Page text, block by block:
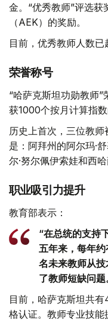
金。“优秀教师”评选
（AEK）的奖励。
目前，优秀教师人数已
荣誉称号
“哈萨克斯坦功勋教师
获1000个按月计算指数
历史上首次，三位教师
是：阿拜州的阿尔玛·
尔·努尔佩伊索娃和西
职业吸引力提升
教育部表示：
“在总统的支持
五年来，每年
名未来教师从
了教师短缺问题
目前，哈萨克斯坦共
格认证。教师专业技能